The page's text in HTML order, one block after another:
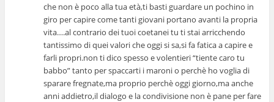
che non è poco alla tua età,ti basti guardare un pochino in
giro per capire come tanti giovani portano avanti la propria
vita….al contrario dei tuoi coetanei tu ti stai arricchendo
tantissimo di quei valori che oggi si sa,si fa fatica a capire e
farli propri.non ti dico spesso e volentieri “tiente caro tu
babbo” tanto per spaccarti i maroni o perchè ho voglia di
sparare fregnate,ma proprio perchè oggi giorno,ma anche
anni addietro,il dialogo e la condivisione non è pane per fare